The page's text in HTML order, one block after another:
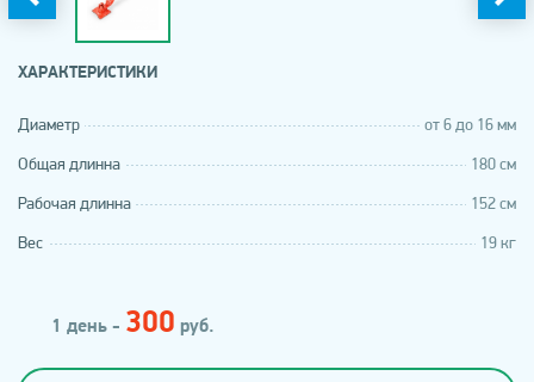
ХАРАКТЕРИСТИКИ
Диаметр от 6 до 16 мм
Общая длинна 180 см
Рабочая длинна 152 см
Вес 19 кг
1 день - 300 руб.